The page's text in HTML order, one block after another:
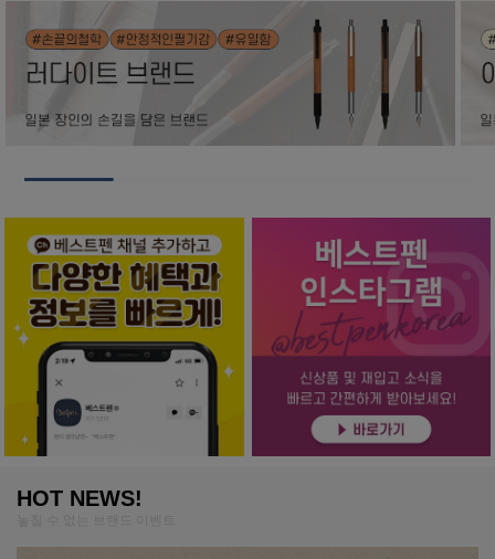
HOT NEWS!